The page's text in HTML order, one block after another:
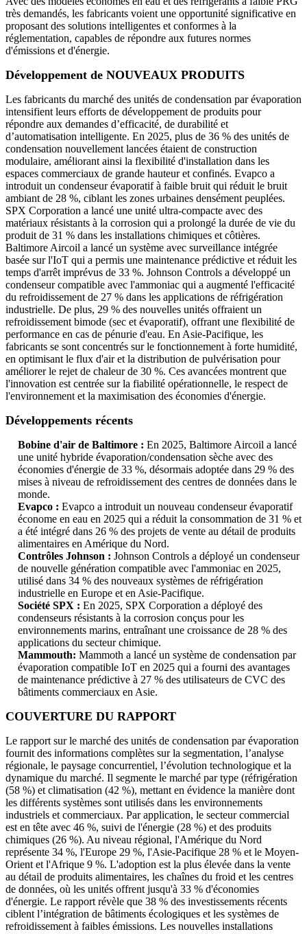
très demandés, les fabricants voient une opportunité significative en
proposant des solutions intelligentes et conformes à la
réglementation, capables de répondre aux futures normes
d'émissions et d'énergie.
Développement de NOUVEAUX PRODUITS
Les fabricants du marché des unités de condensation par évaporation
intensifient leurs efforts de développement de produits pour
répondre aux demandes d’efficacité, de durabilité et
d’automatisation intelligente. En 2025, plus de 36 % des unités de
condensation nouvellement lancées étaient de construction
modulaire, améliorant ainsi la flexibilité d'installation dans les
espaces commerciaux de grande hauteur et confinés. Evapco a
introduit un condenseur évaporatif à faible bruit qui réduit le bruit
ambiant de 28 %, ciblant les zones urbaines densément peuplées.
SPX Corporation a lancé une unité ultra-compacte avec des
matériaux résistants à la corrosion qui a prolongé la durée de vie du
produit de 31 % dans les installations chimiques et côtières.
Baltimore Aircoil a lancé un système avec surveillance intégrée
basée sur l'IoT qui a permis une maintenance prédictive et réduit les
temps d'arrêt imprévus de 33 %. Johnson Controls a développé un
condenseur compatible avec l'ammoniac qui a augmenté l'efficacité
du refroidissement de 27 % dans les applications de réfrigération
industrielle. De plus, 29 % des nouvelles unités offraient un
refroidissement bimode (sec et évaporatif), offrant une flexibilité de
performance en cas de pénurie d'eau. En Asie-Pacifique, les
fabricants se sont concentrés sur le fonctionnement à forte humidité,
en optimisant le flux d'air et la distribution de pulvérisation pour
améliorer le rejet de chaleur de 30 %. Ces avancées montrent que
l'innovation est centrée sur la fiabilité opérationnelle, le respect de
l'environnement et la maximisation des économies d'énergie.
Développements récents
Bobine d'air de Baltimore : En 2025, Baltimore Aircoil a lancé
une unité hybride évaporation/condensation sèche avec des
économies d'énergie de 33 %, désormais adoptée dans 29 % des
mises à niveau de refroidissement des centres de données dans le
monde.
Evapco : Evapco a introduit un nouveau condenseur évaporatif
économe en eau en 2025 qui a réduit la consommation de 31 % et
a été intégré dans 26 % des projets de vente au détail de produits
alimentaires en Amérique du Nord.
Contrôles Johnson : Johnson Controls a déployé un condenseur
de nouvelle génération compatible avec l'ammoniac en 2025,
utilisé dans 34 % des nouveaux systèmes de réfrigération
industrielle en Europe et en Asie-Pacifique.
Société SPX : En 2025, SPX Corporation a déployé des
condenseurs résistants à la corrosion conçus pour les
environnements marins, entraînant une croissance de 28 % des
applications du secteur chimique.
Mammouth: Mammoth a lancé un système de condensation par
évaporation compatible IoT en 2025 qui a fourni des avantages
de maintenance prédictive à 27 % des utilisateurs de CVC des
bâtiments commerciaux en Asie.
COUVERTURE DU RAPPORT
Le rapport sur le marché des unités de condensation par évaporation
fournit des informations complètes sur la segmentation, l’analyse
régionale, le paysage concurrentiel, l’évolution technologique et la
dynamique du marché. Il segmente le marché par type (réfrigération
(58 %) et climatisation (42 %), mettant en évidence la manière dont
les différents systèmes sont utilisés dans les environnements
industriels et commerciaux. Par application, le secteur commercial
est en tête avec 46 %, suivi de l'énergie (28 %) et des produits
chimiques (26 %). Au niveau régional, l'Amérique du Nord
représente 34 %, l'Europe 29 %, l'Asie-Pacifique 28 % et le Moyen-
Orient et l'Afrique 9 %. L'adoption est la plus élevée dans la vente
au détail de produits alimentaires, les chaînes du froid et les centres
de données, où les unités offrent jusqu'à 33 % d'économies
d'énergie. Le rapport révèle que 38 % des investissements récents
ciblent l’intégration de bâtiments écologiques et les systèmes de
refroidissement à faibles émissions. Les nouvelles installations